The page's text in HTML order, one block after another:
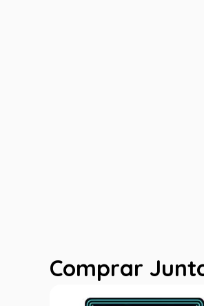
Comprar